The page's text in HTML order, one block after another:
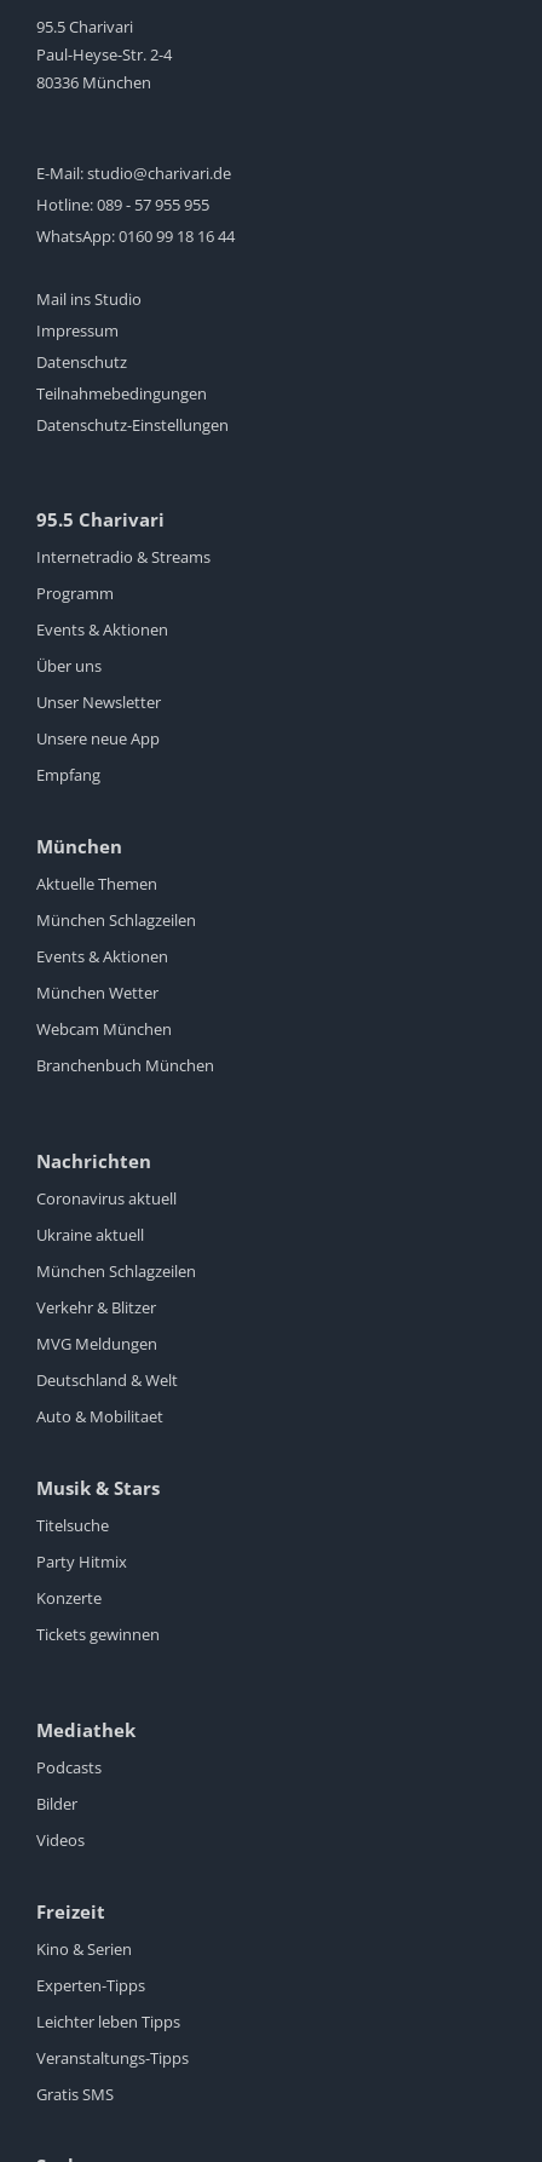
95.5 Charivari
Paul-Heyse-Str. 2-4
80336 München
E-Mail:studio@charivari.de
Hotline:089 - 57 955 955
WhatsApp:0160 99 18 16 44
Mail ins Studio
Impressum
Datenschutz
Teilnahmebedingungen
Datenschutz-Einstellungen
95.5 Charivari
Internetradio & Streams
Programm
Events & Aktionen
Über uns
Unser Newsletter
Unsere neue App
Empfang
München
Aktuelle Themen
München Schlagzeilen
Events & Aktionen
München Wetter
Webcam München
Branchenbuch München
Nachrichten
Coronavirus aktuell
Ukraine aktuell
München Schlagzeilen
Verkehr & Blitzer
MVG Meldungen
Deutschland & Welt
Auto & Mobilitaet
Musik & Stars
Titelsuche
Party Hitmix
Konzerte
Tickets gewinnen
Mediathek
Podcasts
Bilder
Videos
Freizeit
Kino & Serien
Experten-Tipps
Leichter leben Tipps
Veranstaltungs-Tipps
Gratis SMS